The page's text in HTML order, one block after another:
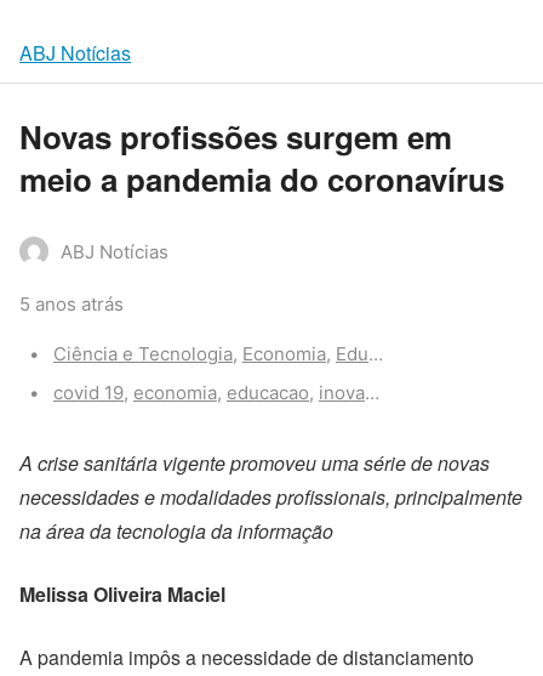
ABJ Notícias
Novas profissões surgem em
meio a pandemia do coronavírus
ABJ Notícias
5 anos atrás
Categories:
Ciência e Tecnologia, Economia, Educação
Tags:
covid 19, economia, educacao, inovação
A crise sanitária vigente promoveu uma série denovas
necessidades emodalidades profissionais, principalmente
na área da tecnologia da informação
Melissa Oliveira Maciel
A pandemia impôs a necessidade de distanciamento